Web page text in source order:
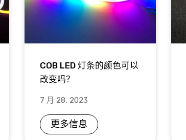
COB LED 灯条的颜色可以
改变吗？
7 月 28, 2023
更多信息